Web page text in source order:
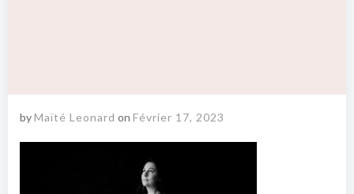
byMaïté Leonard on Février 17, 2023